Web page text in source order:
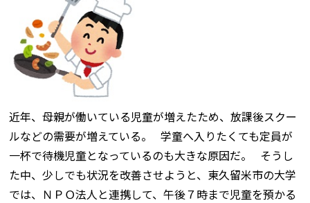
近年、母親が働いている児童が増えたため、放課後スクー
ルなどの需要が増えている。 学童へ入りたくても定員が
一杯で待機児童となっているのも大きな原因だ。 そうし
た中、少しでも状況を改善させようと、東久留米市の大学
では、ＮＰＯ法人と連携して、午後７時まで児童を預かる